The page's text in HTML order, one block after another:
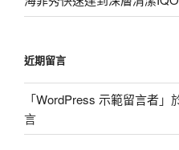
近期留言
「WordPress 示範留言者」
言